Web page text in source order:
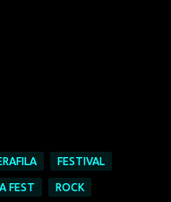
FESTIVAL
FEST ROCK